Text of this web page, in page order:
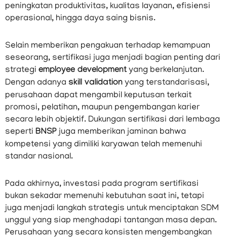
peningkatan produktivitas, kualitas layanan, efisiensi
operasional, hingga daya saing bisnis.
Selain memberikan pengakuan terhadap kemampuan
seseorang, sertifikasi juga menjadi bagian penting dari
strategi employee development yang berkelanjutan.
Dengan adanya skill validation yang terstandarisasi,
perusahaan dapat mengambil keputusan terkait
promosi, pelatihan, maupun pengembangan karier
secara lebih objektif. Dukungan sertifikasi dari lembaga
seperti BNSP juga memberikan jaminan bahwa
kompetensi yang dimiliki karyawan telah memenuhi
standar nasional.
Pada akhirnya, investasi pada program sertifikasi
bukan sekadar memenuhi kebutuhan saat ini, tetapi
juga menjadi langkah strategis untuk menciptakan SDM
unggul yang siap menghadapi tantangan masa depan.
Perusahaan yang secara konsisten mengembangkan